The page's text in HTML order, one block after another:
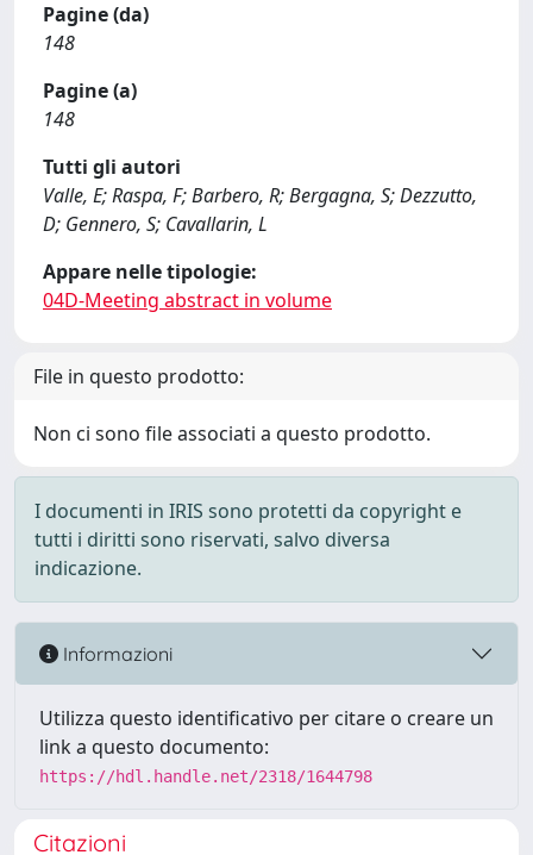
Pagine (da)
148
Pagine (a)
148
Tutti gli autori
Valle, E; Raspa, F; Barbero, R; Bergagna, S; Dezzutto,
D; Gennero, S; Cavallarin, L
Appare nelle tipologie:
04D-Meeting abstract in volume
File in questo prodotto:
Non ci sono file associati a questo prodotto.
I documenti in IRIS sono protetti da copyright e
tutti i diritti sono riservati, salvo diversa
indicazione.
Informazioni
Utilizza questo identificativo per citare o creare un
link a questo documento:
https://hdl.handle.net/2318/1644798
Citazioni